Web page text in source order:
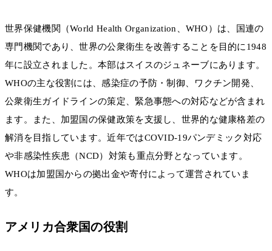
世界保健機関（World Health Organization、WHO）は、国連の
専門機関であり、世界の公衆衛生を改善することを目的に1948
年に設立されました。本部はスイスのジュネーブにあります。
WHOの主な役割には、感染症の予防・制御、ワクチン開発、
公衆衛生ガイドラインの策定、緊急事態への対応などが含まれ
ます。また、加盟国の保健政策を支援し、世界的な健康格差の
解消を目指しています。近年ではCOVID-19パンデミック対応
や非感染性疾患（NCD）対策も重点分野となっています。
WHOは加盟国からの拠出金や寄付によって運営されていま
す。
アメリカ合衆国の役割